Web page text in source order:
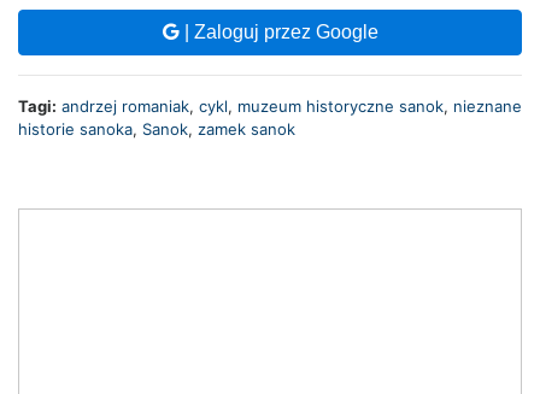
| Zaloguj przez Google
Tagi: andrzej romaniak, cykl, muzeum historyczne sanok, nieznane
historie sanoka, Sanok, zamek sanok